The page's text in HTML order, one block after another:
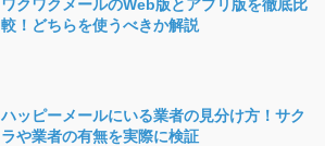
ワクワクメールのWeb版とアプリ版を徹底比
較！どちらを使うべきか解説
ハッピーメールにいる業者の見分け方！サク
ラや業者の有無を実際に検証